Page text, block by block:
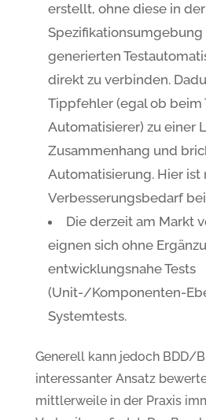
erstellt, ohne diese in der
generierten
direkt zu verbinden.
Tippfehler (egal ob beim
Automatisierer) zu einer
Zusammenhang und
Automatisierung. Hier
Verbesserungsbedarf
Die derzeit am Markt
eignen sich ohne
entwicklungsnahe Tests
(Unit-/Komponenten-
Systemtests.
Generell kann jedoch BDD/
interessanter Ansatz
mittlerweile in der Praxis